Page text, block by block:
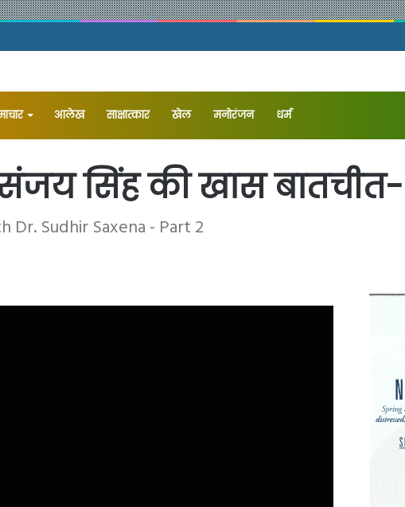
आलेख ⁠साक्षात्कार खेल मनोरंजन धर्म
सिंह की खास
Dr. Sudhir Saxena - Part 2